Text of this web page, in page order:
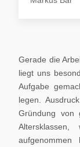
Gerade die
liegt uns
Aufgabe
legen.
Gründung von
Altersklassen,